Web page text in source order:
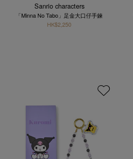
Sanrio characters
「Minna No Tabo」足金大口仔手鍊
HK$2,250